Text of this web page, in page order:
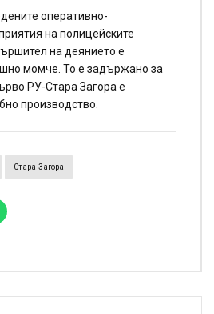
оперативно-
на полицейските
на деянието е
момче. То е задържано за
РУ-Стара Загора е
производство.
Стара Загора